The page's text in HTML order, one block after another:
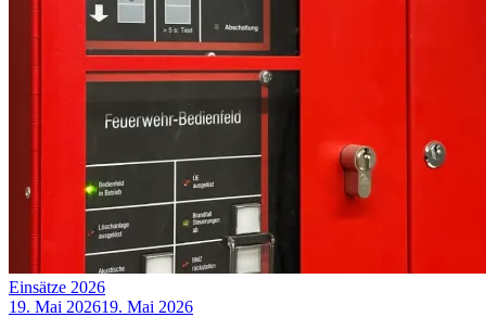
Einsätze 2026
19. Mai 202619. Mai 2026